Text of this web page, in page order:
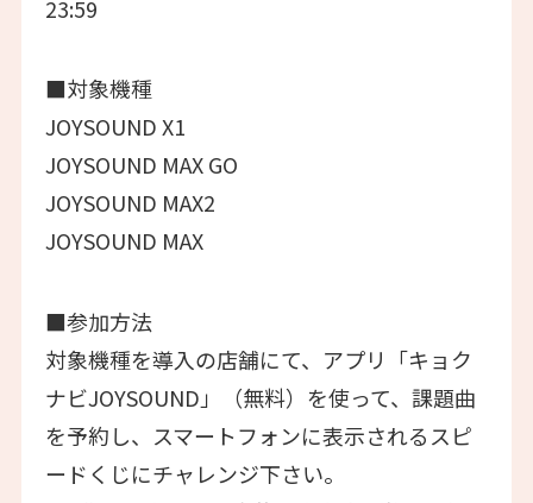
23:59
■対象機種
JOYSOUND X1
JOYSOUND MAX GO
JOYSOUND MAX2
JOYSOUND MAX
■参加方法
対象機種を導入の店舗にて、アプリ「キョク
ナビJOYSOUND」（無料）を使って、課題曲
を予約し、スマートフォンに表示されるスピ
ードくじにチャレンジ下さい。